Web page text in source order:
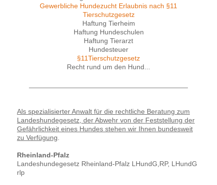
Gewerbliche Hundezucht Erlaubnis nach §11
Tierschutzgesetz
Haftung Tierheim
Haftung Hundeschulen
Haftung Tierarzt
Hundesteuer
§11Tierschutzgesetz
Recht rund um den Hund...
Als spezialisierter Anwalt für die rechtliche Beratung zum
Landeshundegesetz, der Abwehr von der Feststellung der
Gefährlichkeit eines Hundes stehen wir Ihnen bundesweit
zu Verfügung
Rheinland-Pfalz
Landeshundegesetz Rheinland-Pfalz LHundG,RP, LHundG
rlp